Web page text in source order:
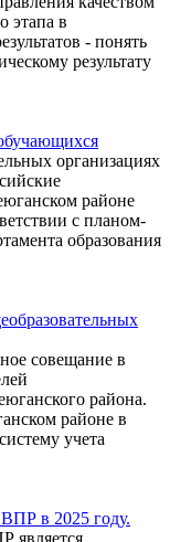
этапа в
- понять
результату
организациях
районе
с планом-
образования
совещание в
района.
районе в
учета
в 2025 году.
является